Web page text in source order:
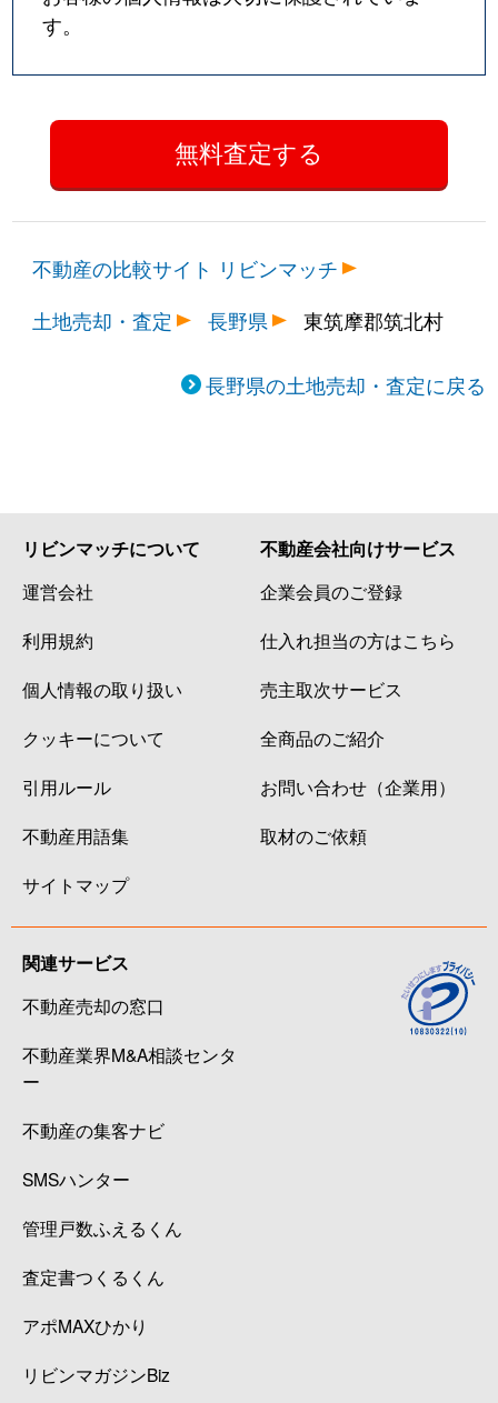
す。
不動産の比較サイト リビンマッチ
土地売却・査定
長野県 東筑摩郡筑北村
長野県の土地売却・査定に戻る
リビンマッチについて
運営会社
利用規約
個人情報の取り扱い
クッキーについて
引用ルール
不動産用語集
サイトマップ
不動産会社向けサービス
企業会員のご登録
仕入れ担当の方はこちら
売主取次サービス
全商品のご紹介
お問い合わせ（企業用）
取材のご依頼
関連サービス
不動産売却の窓口
不動産業界M&A相談センタ
ー
不動産の集客ナビ
SMSハンター
管理戸数ふえるくん
査定書つくるくん
アポMAXひかり
リビンマガジンBiz